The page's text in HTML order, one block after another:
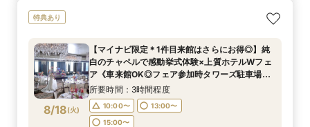
8/17(月)
上質ホテルで叶える◆フォトウェディング相談会
11:00〜
13:00〜
15:00〜
フェアを予約
8/17(月)
新郎新婦のみもOK◆挙式のみ開催の方向け相談
11:00〜
13:00〜
15:00〜
フェアを予約
8/17(月)
◆高層階*絶景ウェディング◆館内神前式×*和婚
10:00〜
13:00〜
15:00〜
フェアを予約
8/17(月)
10:00〜
13:00〜
15:00〜
フェアを予約
特典あり
8/18(火)
【マイナビ限定＊1件目来館はさらにお得◎】純
白のチャペルで感動挙式体験×上質ホテルWフェ
ア《車来館OK◎フェア参加時タワーズ駐車場代
全額負担＊1件目の成約で1泊2日朝食付ハネムー
ン宿泊》
所要時間：3時間程度
10:00〜
13:00〜
15:00〜